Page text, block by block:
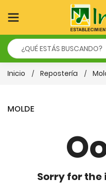
Inicio Repostería
MOLDE
Sorry for